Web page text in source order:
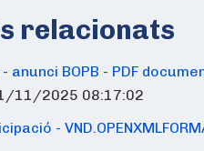
relacionats
anunci BOPB - PDF
11/2025 08:17:02
-